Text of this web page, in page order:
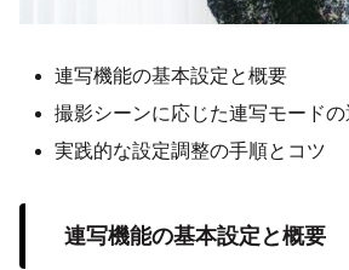
連写機能の基本設定と概要
撮影シーンに応じた連写モード
実践的な設定調整の手順とコツ
連写機能の基本設定と概要